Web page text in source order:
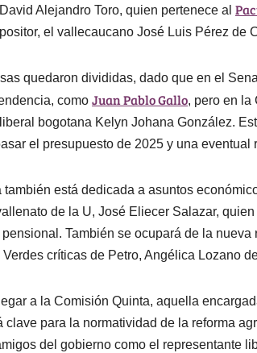
Alejandro Toro, quien pertenece al
el vallecaucano José Luis Pérez de
quedaron divididas, dado que en el
como Juan Pablo Gallo, pero en la
bogotana Kelyn Johana González.
el presupuesto de 2025 y una eventual
también está dedicada a asuntos
de la U, José Eliecer Salazar,
También se ocupará de la
críticas de Petro, Angélica Lozano
a la Comisión Quinta, aquella
clave para la normatividad de la reforma
del gobierno como el representante